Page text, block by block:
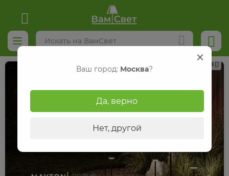
Реклама
Ваш город: Москва?
Да, верно
Нет, другой